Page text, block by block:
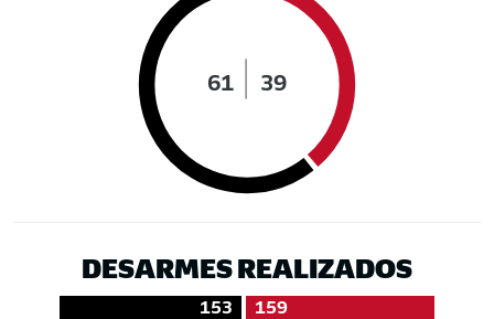
61 39
DESARMES REALIZADOS
153 159